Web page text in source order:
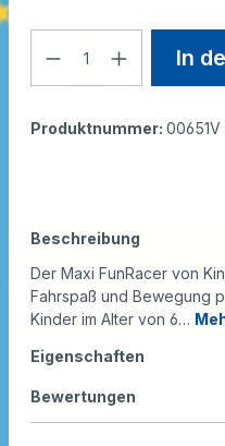
In
Produktnummer: 00651V
Beschreibung
Der Maxi FunRacer von
Fahrspaß und Bewegung
Kinder im Alter von 6…
Eigenschaften
Bewertungen